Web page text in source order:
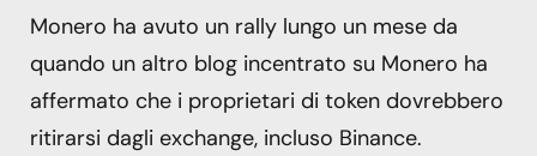
Monero ha avuto un rally lungo un mese da
quando un altro blog incentrato su Monero ha
affermato che i proprietari di token dovrebbero
ritirarsi dagli exchange, incluso Binance.